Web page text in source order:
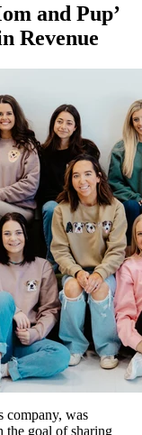
and Pup’
Revenue
company, was
the goal of sharing